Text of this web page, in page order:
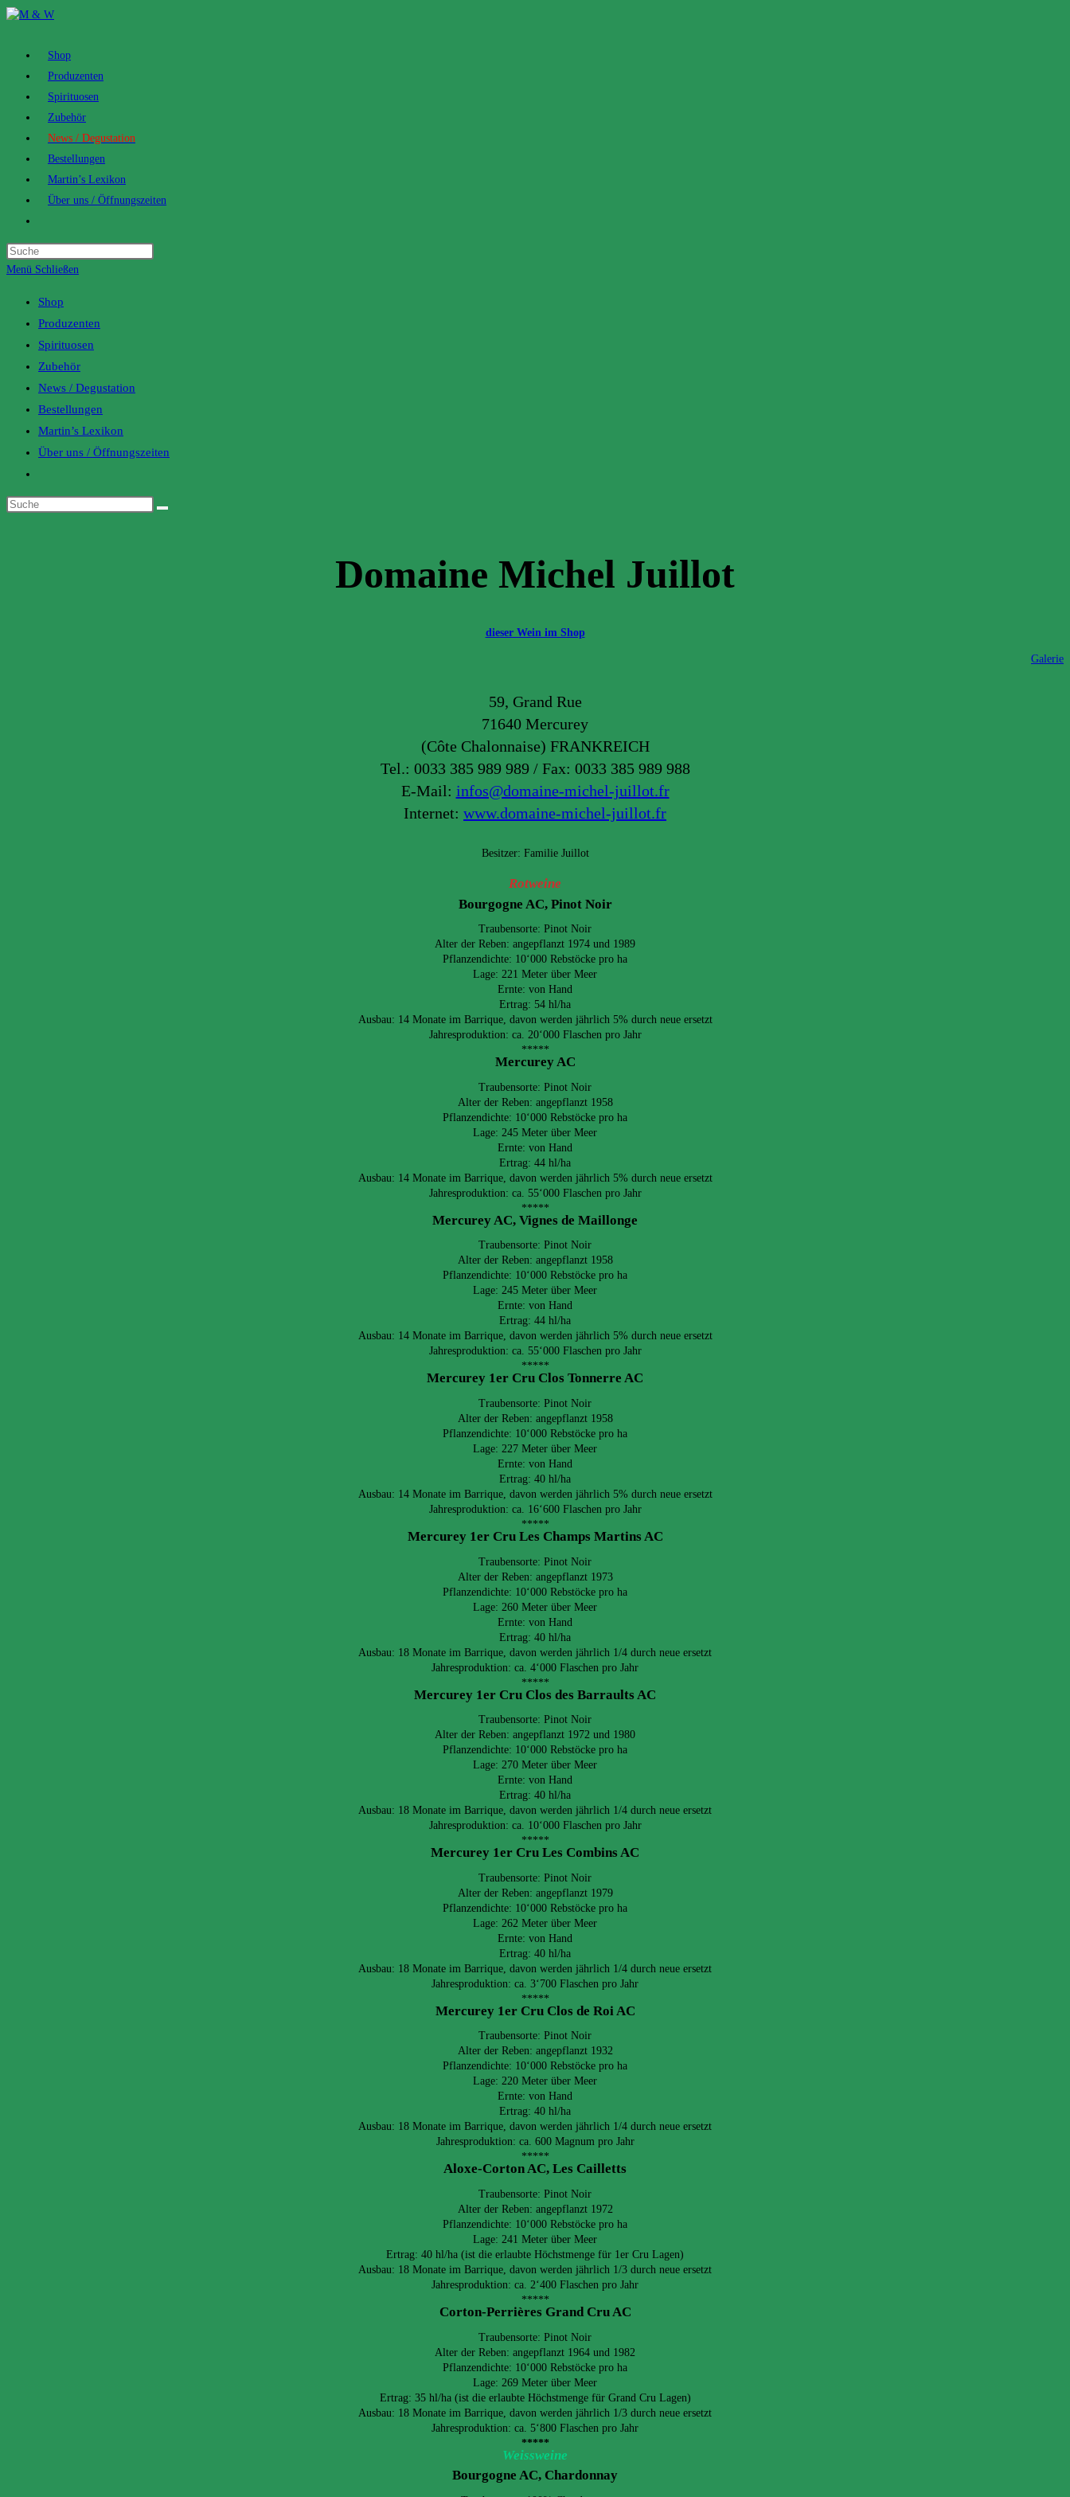
Zum
Shop
Produzenten
Spirituosen
Zubehör
News / Degustation
Bestellungen
Martin’s Lexikon
Über uns / Öffnungszeiten
website
search
Menü Schließen
Shop
Produzenten
Spirituosen
Zubehör
News / Degustation
Bestellungen
Martin’s Lexikon
Über uns / Öffnungszeiten
website
search
Domaine Michel Juillot
dieser Wein im Shop
Galerie
59, Grand Rue
71640 Mercurey
(Côte Chalonnaise) FRANKREICH
Tel.: 0033 385 989 989 / Fax: 0033 385 989 988
E-Mail: infos@domaine-michel-juillot.fr
Internet: www.domaine-michel-juillot.fr
Besitzer: Familie Juillot
Rotweine
Bourgogne AC, Pinot Noir
Traubensorte: Pinot Noir
Alter der Reben: angepflanzt 1974 und 1989
Pflanzendichte: 10‘000 Rebstöcke pro ha
Lage: 221 Meter über Meer
Ernte: von Hand
Ertrag: 54 hl/ha
Ausbau: 14 Monate im Barrique, davon werden jährlich 5% durch neue ersetzt
Jahresproduktion: ca. 20‘000 Flaschen pro Jahr
*****
Mercurey AC
Traubensorte: Pinot Noir
Alter der Reben: angepflanzt 1958
Pflanzendichte: 10‘000 Rebstöcke pro ha
Lage: 245 Meter über Meer
Ernte: von Hand
Ertrag: 44 hl/ha
Ausbau: 14 Monate im Barrique, davon werden jährlich 5% durch neue ersetzt
Jahresproduktion: ca. 55‘000 Flaschen pro Jahr
*****
Mercurey AC, Vignes de Maillonge
Traubensorte: Pinot Noir
Alter der Reben: angepflanzt 1958
Pflanzendichte: 10‘000 Rebstöcke pro ha
Lage: 245 Meter über Meer
Ernte: von Hand
Ertrag: 44 hl/ha
Ausbau: 14 Monate im Barrique, davon werden jährlich 5% durch neue ersetzt
Jahresproduktion: ca. 55‘000 Flaschen pro Jahr
*****
Mercurey 1er Cru Clos Tonnerre AC
Traubensorte: Pinot Noir
Alter der Reben: angepflanzt 1958
Pflanzendichte: 10‘000 Rebstöcke pro ha
Lage: 227 Meter über Meer
Ernte: von Hand
Ertrag: 40 hl/ha
Ausbau: 14 Monate im Barrique, davon werden jährlich 5% durch neue ersetzt
Jahresproduktion: ca. 16‘600 Flaschen pro Jahr
*****
Mercurey 1er Cru Les Champs Martins AC
Traubensorte: Pinot Noir
Alter der Reben: angepflanzt 1973
Pflanzendichte: 10‘000 Rebstöcke pro ha
Lage: 260 Meter über Meer
Ernte: von Hand
Ertrag: 40 hl/ha
Ausbau: 18 Monate im Barrique, davon werden jährlich 1/4 durch neue ersetzt
Jahresproduktion: ca. 4‘000 Flaschen pro Jahr
*****
Mercurey 1er Cru Clos des Barraults AC
Traubensorte: Pinot Noir
Alter der Reben: angepflanzt 1972 und 1980
Pflanzendichte: 10‘000 Rebstöcke pro ha
Lage: 270 Meter über Meer
Ernte: von Hand
Ertrag: 40 hl/ha
Ausbau: 18 Monate im Barrique, davon werden jährlich 1/4 durch neue ersetzt
Jahresproduktion: ca. 10‘000 Flaschen pro Jahr
*****
Mercurey 1er Cru Les Combins AC
Traubensorte: Pinot Noir
Alter der Reben: angepflanzt 1979
Pflanzendichte: 10‘000 Rebstöcke pro ha
Lage: 262 Meter über Meer
Ernte: von Hand
Ertrag: 40 hl/ha
Ausbau: 18 Monate im Barrique, davon werden jährlich 1/4 durch neue ersetzt
Jahresproduktion: ca. 3‘700 Flaschen pro Jahr
*****
Mercurey 1er Cru Clos de Roi AC
Traubensorte: Pinot Noir
Alter der Reben: angepflanzt 1932
Pflanzendichte: 10‘000 Rebstöcke pro ha
Lage: 220 Meter über Meer
Ernte: von Hand
Ertrag: 40 hl/ha
Ausbau: 18 Monate im Barrique, davon werden jährlich 1/4 durch neue ersetzt
Jahresproduktion: ca. 600 Magnum pro Jahr
*****
Aloxe-Corton AC, Les Cailletts
Traubensorte: Pinot Noir
Alter der Reben: angepflanzt 1972
Pflanzendichte: 10‘000 Rebstöcke pro ha
Lage: 241 Meter über Meer
Ertrag: 40 hl/ha (ist die erlaubte Höchstmenge für 1er Cru Lagen)
Ausbau: 18 Monate im Barrique, davon werden jährlich 1/3 durch neue ersetzt
Jahresproduktion: ca. 2‘400 Flaschen pro Jahr
*****
Corton-Perrières Grand Cru AC
Traubensorte: Pinot Noir
Alter der Reben: angepflanzt 1964 und 1982
Pflanzendichte: 10‘000 Rebstöcke pro ha
Lage: 269 Meter über Meer
Ertrag: 35 hl/ha (ist die erlaubte Höchstmenge für Grand Cru Lagen)
Ausbau: 18 Monate im Barrique, davon werden jährlich 1/3 durch neue ersetzt
Jahresproduktion: ca. 5‘800 Flaschen pro Jahr
*****
Weissweine
Bourgogne AC, Chardonnay